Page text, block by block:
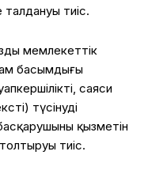
тиіс.
мемлекеттік
басымдығы
саяси
түсінуді
қызметін
тиіс.